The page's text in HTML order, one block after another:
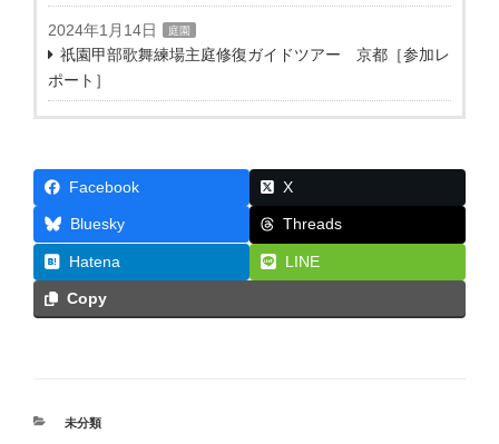
2024年1月14日 庭園
祇園甲部歌舞練場主庭修復ガイドツアー 京都［参加レ
ポート］
Facebook X
Bluesky Threads
Hatena LINE
Copy
カ
未分類